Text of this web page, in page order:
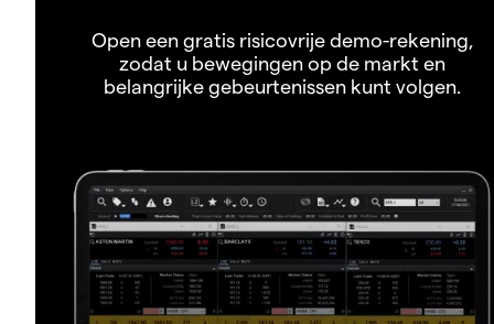
Open een gratis risicovrije demo-rekening,
zodat u bewegingen op de markt en
belangrijke gebeurtenissen kunt volgen.